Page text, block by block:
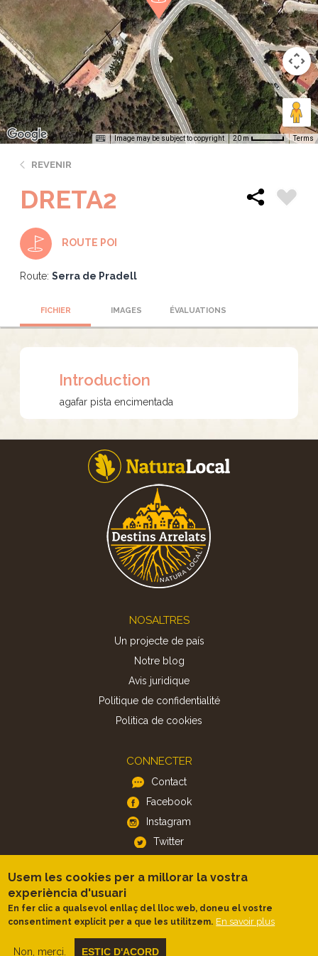
Image may be subject to copyright 20 m Terms
REVENIR
DRETA2
ROUTE POI
Route: Serra de Pradell
FICHIER IMAGES ÉVALUATIONS
Introduction
agafar pista encimentada
NOSALTRES
Un projecte de país
Notre blog
Avis juridique
Politique de confidentialité
Politica de cookies
CONNECTER
Contact
Facebook
Instagram
Twitter
APP
iOS
Android
Usem les cookies per a millorar la vostra
experiència d'usuari
En fer clic a qualsevol enllaç del lloc web, doneu el vostre
consentiment explícit per a que les utilitzem. En savoir plus
Non, merci. ESTIC D'ACORD